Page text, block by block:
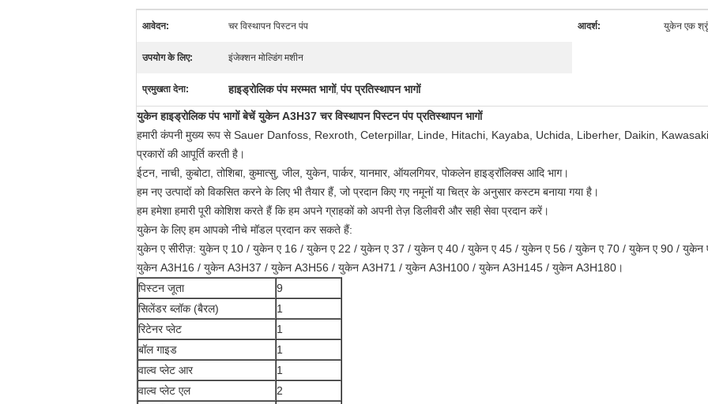
आवेदन: चर विस्थापन पिस्टन पंप आदर्श: युकेन एक
उपयोग के लिए: इंजेक्शन मोल्डिंग मशीन
प्रमुखता देना: हाइड्रोलिक पंप मरम्मत भागों,पंप प्रतिस्थापन भागों
युकेन हाइड्रोलिक पंप भागों बेचें युकेन A3H37 चर विस्थापन पिस्टन पंप प्रतिस्थापन भागों
हमारी कंपनी मुख्य रूप से Sauer Danfoss, Rexroth, Ceterpillar, Linde, Hitachi, Kayaba, Uchida, Liberher, Daikin, Kawasaki, के
प्रकारों की आपूर्ति करती है।
ईटन, नाची, कुबोटा, तोशिबा, कुमात्सु, जील, युकेन, पार्कर, यानमार, ऑयलगियर, पोकलेन हाइड्रॉलिक्स आदि भाग।
हम नए उत्पादों को विकसित करने के लिए भी तैयार हैं, जो प्रदान किए गए नमूनों या चित्र के अनुसार कस्टम बनाया गया है।
हम हमेशा हमारी पूरी कोशिश करते हैं कि हम अपने ग्राहकों को अपनी तेज़ डिलीवरी और सही सेवा प्रदान करें।
युकेन के लिए हम आपको नीचे मॉडल प्रदान कर सकते हैं:
युकेन ए सीरीज़: युकेन ए 10 / युकेन ए 16 / युकेन ए 22 / युकेन ए 37 / युकेन ए 40 / युकेन ए 45 / युकेन ए 56 / युकेन ए 70 / युकेन ए 90 /
युकेन A3H16 / युकेन A3H37 / युकेन A3H56 / युकेन A3H71 / युकेन A3H100 / युकेन A3H145 / युकेन A3H180।
पिस्टन जूता
9
सिलेंडर ब्लॉक (बैरल)
1
रिटेनर प्लेट
1
बॉल गाइड
1
वाल्व प्लेट आर
1
वाल्व प्लेट एल
2